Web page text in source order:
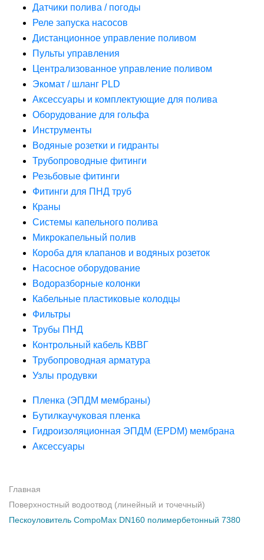
Датчики полива / погоды
Реле запуска насосов
Дистанционное управление поливом
Пульты управления
Централизованное управление поливом
Экомат / шланг PLD
Аксессуары и комплектующие для полива
Оборудование для гольфа
Инструменты
Водяные розетки и гидранты
Трубопроводные фитинги
Резьбовые фитинги
Фитинги для ПНД труб
Краны
Системы капельного полива
Микрокапельный полив
Короба для клапанов и водяных розеток
Насосное оборудование
Водоразборные колонки
Кабельные пластиковые колодцы
Фильтры
Трубы ПНД
Контрольный кабель КВВГ
Трубопроводная арматура
Узлы продувки
Пленка (ЭПДМ мембраны)
Бутилкаучуковая пленка
Гидроизоляционная ЭПДМ (EPDM) мембрана
Аксессуары
Главная
Поверхностный водоотвод (линейный и точечный)
Пескоуловитель CompoMax DN160 полимербетонный 7380